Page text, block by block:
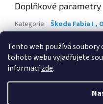
Tento web používá
tohoto webu vyjadřujete
informacízde.
Doplňkové parametry
Kategorie: Škoda Fabia I ,
Položka byla vyprodána…